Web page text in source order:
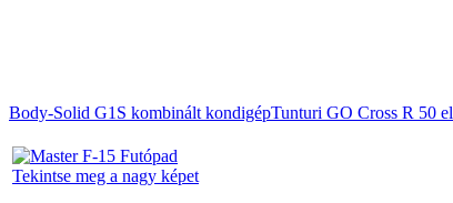
Body-Solid G1S kombinált kondigépTunturi GO Cross R 50
Tekintse meg a nagy képet